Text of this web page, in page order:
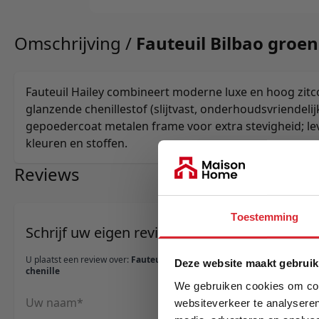
Toestemming
Deze website maakt
We gebruiken cookies om
websiteverkeer te
Omschrijving / Fauteuil Bilbao
Fauteuil Hailey combineert moderne luxe en hoog
glanzende chenillestof (slijtvast,
gepoedercoat metalen frame voor extra stevigheid;
kleuren en stoffen.
Reviews
Schrijf uw eigen review
U plaatst een review over: Fauteuil Bilbao groen
chenille
Uw naam